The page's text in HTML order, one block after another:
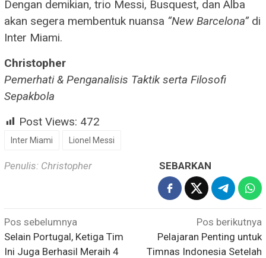
Dengan demikian, trio Messi, Busquest, dan Alba
akan segera membentuk nuansa “New Barcelona”di
Inter Miami.
Christopher
Pemerhati & Penganalisis Taktik serta Filosofi
Sepakbola
Post Views: 472
Inter Miami Lionel Messi
Penulis: Christopher SEBARKAN
Navigasi
pos
Pos sebelumnya
Selain Portugal, Ketiga Tim
Ini Juga Berhasil Meraih 4
Pos berikutnya
Pelajaran Penting untuk
Timnas Indonesia Setelah